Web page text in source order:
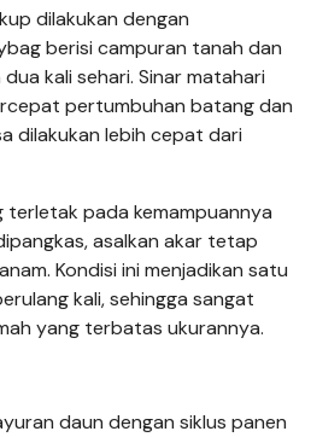
dilakukan dengan
berisi campuran tanah dan
kali sehari. Sinar matahari
pertumbuhan batang dan
dilakukan lebih cepat dari
terletak pada kemampuannya
asalkan akar tetap
Kondisi ini menjadikan satu
kali, sehingga sangat
yang terbatas ukurannya.
daun dengan siklus panen